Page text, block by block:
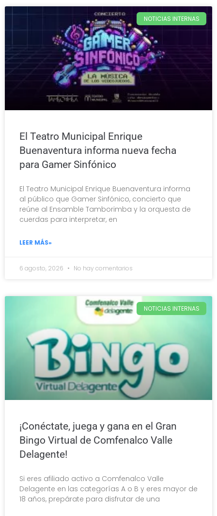
NOTICIAS INTERNAS
El Teatro Municipal Enrique
Buenaventura informa nueva fecha
para Gamer Sinfónico
El Teatro Municipal Enrique Buenaventura informa
al público que Gamer Sinfónico, concierto que
reúne al Ensamble Tamborimba y la orquesta de
cuerdas para interpretar, en
LEER MÁS»
6 agosto, 2026 No hay comentarios
NOTICIAS INTERNAS
¡Conéctate, juega y gana en el Gran
Bingo Virtual de Comfenalco Valle
Delagente!
Si eres afiliado activo a Comfenalco Valle
Delagente en las categorías A o B y eres mayor de
18 años, prepárate para disfrutar de una